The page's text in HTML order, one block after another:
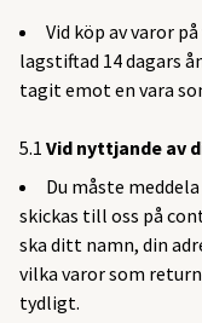
Vid köp av varor
lagstiftad 14 dagars
tagit emot en vara
5.1 Vid nyttjande av
Du måste
skickas till oss på
ska ditt namn, din
vilka varor som
tydligt.